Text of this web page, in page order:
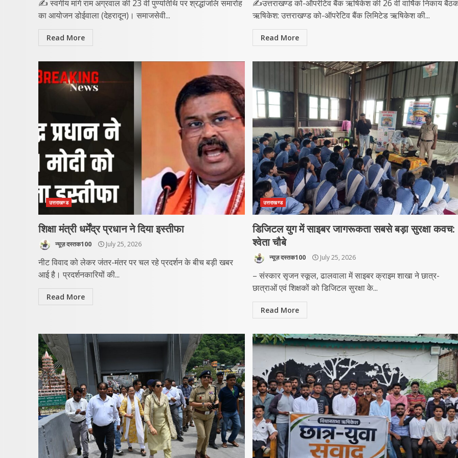
✍️ स्वर्गीय मांगे राम अग्रवाल की 23 वीं पुण्यतिथि पर श्रद्धांजलि समारोह
का आयोजन ​डोईवाला (देहरादून)। समाजसेवी...
Read More
✍️​उत्तराखण्ड को-ऑपरेटिव बैंक ऋषिकेश की 26 वीं वार्षिक निकाय
​ऋषिकेश: उत्तराखण्ड को-ऑपरेटिव बैंक लिमिटेड ऋषिकेश की...
Read More
उत्तराखण्ड
शिक्षा मंत्री धर्मेंद्र प्रधान ने दिया इस्तीफा
न्यूज़ दस्तक100 July 25, 2026
नीट विवाद को लेकर जंतर-मंतर पर चल रहे प्रदर्शन के बीच बड़ी खबर
आई है। प्रदर्शनकारियों की...
Read More
उत्तराखण्ड
डिजिटल युग में साइबर जागरूकता सबसे बड़ा सुरक्षा कवच:
श्वेता चौबे
न्यूज़ दस्तक100 July 25, 2026
– संस्कार सृजन स्कूल, ढालवाला में साइबर क्राइम शाखा ने छात्र-
छात्राओं एवं शिक्षकों को डिजिटल सुरक्षा के...
Read More